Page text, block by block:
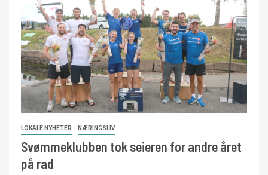
LOKALE NYHETER NÆRINGSLIV
Svømmeklubben tok seieren for andre året
på rad